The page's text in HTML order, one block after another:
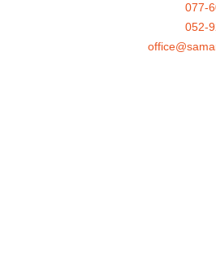
077-
052-